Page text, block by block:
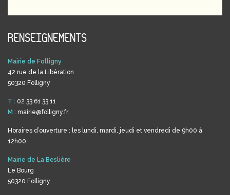
RENSEIGNEMENTS
Mairie de Folligny
42 rue de la Libération
50320 Folligny
T : 02 33 61 33 11
M : mairie@folligny.fr
Horaires d’ouverture : les lundi, mardi, jeudi et vendredi de 9h00 à
12h00.
Mairie de La Beslière
Le Bourg
50320 Folligny